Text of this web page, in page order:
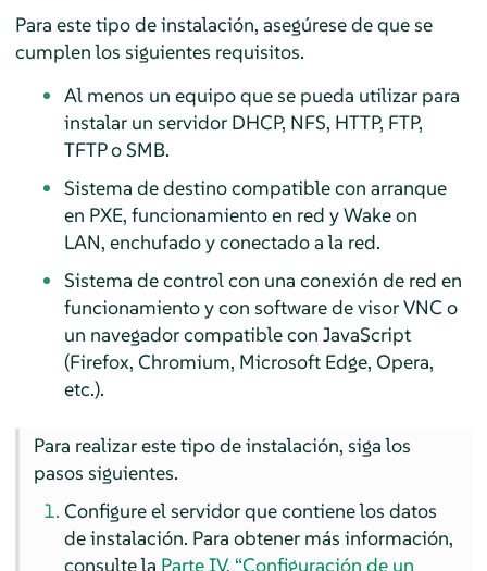
Para este tipo de instalación, asegúrese de que se
cumplen los siguientes requisitos.
Al menos un equipo que se pueda utilizar para
instalar un servidor DHCP, NFS, HTTP, FTP,
TFTP o SMB.
Sistema de destino compatible con arranque
en PXE, funcionamiento en red y Wake on
LAN, enchufado y conectado a la red.
Sistema de control con una conexión de red en
funcionamiento y con software de visor VNC o
un navegador compatible con JavaScript
(Firefox, Chromium, Microsoft Edge, Opera,
etc.).
Para realizar este tipo de instalación, siga los
pasos siguientes.
Configure el servidor que contiene los datos
de instalación. Para obtener más información,
consulte la Parte IV, “Configuración de un